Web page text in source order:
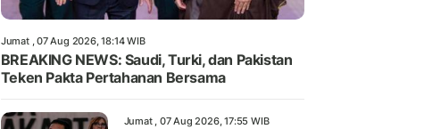
Jumat , 07 Aug 2026, 18:14 WIB
BREAKING NEWS: Saudi, Turki, dan Pakistan
Teken Pakta Pertahanan Bersama
Jumat , 07 Aug 2026, 17:55 WIB